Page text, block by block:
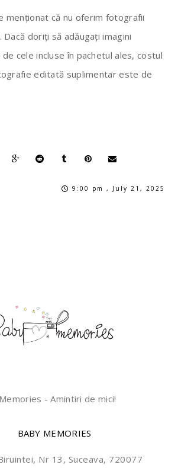
menționat că nu oferim fotografii
doriți să adăugați imagini
cele incluse în pachetul ales, costul
editată suplimentar este de
9:00 pm , July 21, 2025
- Amintiri de mici!
BABY MEMORIES
Nr 13, Suceava, 720077